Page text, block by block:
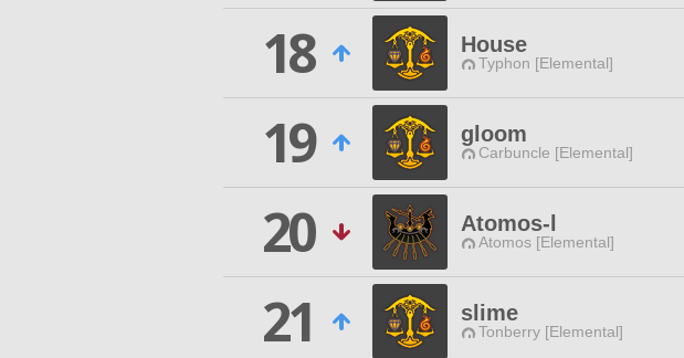
18
House
Typhon [Elemental]
19
gloom
Carbuncle [Elemental]
20
Atomos-l
Atomos [Elemental]
21
slime
Tonberry [Elemental]